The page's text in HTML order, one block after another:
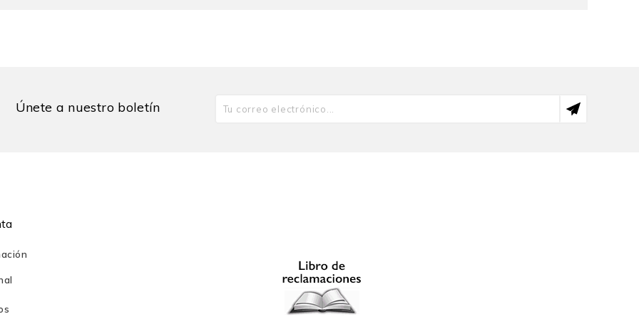
Únete a nuestro boletín